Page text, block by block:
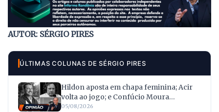
AUTOR: SÉRGIO PIRES
ÚLTIMAS COLUNAS DE SÉRGIO PIRES
Hildon aposta em chapa feminina; Acir
volta ao jogo; e Confúcio Moura
surpreende ao renunciar à reeleição
05/08/2026